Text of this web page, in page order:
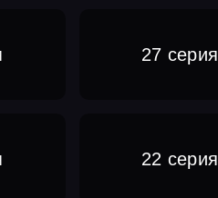
27 серия
22 серия